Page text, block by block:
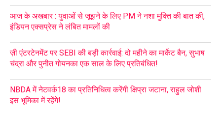
आज के अखबार : युवाओं से जूझने के लिए PM ने नशा मुक्ति की बात की,
इंडियन एक्सप्रेस ने लंबित मामलों की
ज़ी एंटरटेनमेंट पर SEBI की बड़ी कार्रवाई: दो महीने का मार्केट बैन, सुभाष
चंद्रा और पुनीत गोयनका एक साल के लिए प्रतिबंधित!
NBDA में नेटवर्क18 का प्रतिनिधित्व करेंगी क्षिप्रा जटाना, राहुल जोशी
इस भूमिका में रहेंगे!